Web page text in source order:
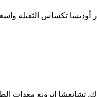
الطاحن آلة الطاحن للايجار